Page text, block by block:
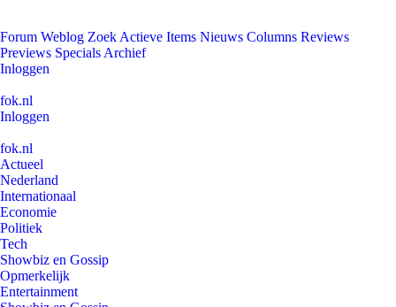
Forum Weblog Zoek Actieve Items Nieuws Columns Reviews
Previews Specials Archief
Inloggen
fok.nl
Inloggen
fok.nl
Actueel
Nederland
Internationaal
Economie
Politiek
Tech
Showbiz en Gossip
Opmerkelijk
Entertainment